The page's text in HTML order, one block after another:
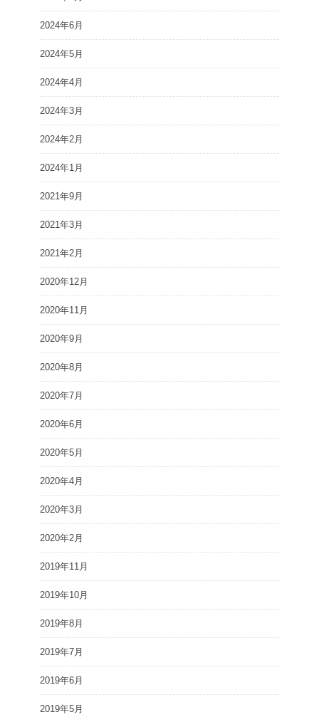
2024年6月
2024年5月
2024年4月
2024年3月
2024年2月
2024年1月
2021年9月
2021年3月
2021年2月
2020年12月
2020年11月
2020年9月
2020年8月
2020年7月
2020年6月
2020年5月
2020年4月
2020年3月
2020年2月
2019年11月
2019年10月
2019年8月
2019年7月
2019年6月
2019年5月